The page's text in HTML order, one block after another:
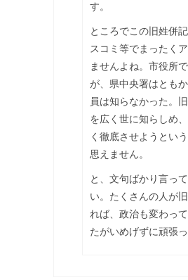
す。
ところでこの旧姓併
スコミ等でまったく
ませんよね。市役所
が、県中央署はとも
員は知らなかった。
を広く世に知らしめ
く徹底させようとい
思えません。
と、文句ばかり言っ
い。たくさんの人が
れば、政治も変わっ
たがいめげずに頑張